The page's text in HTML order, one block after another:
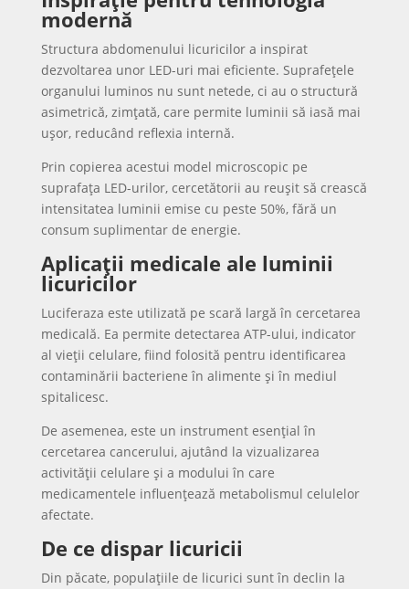
modernă
Structura abdomenului licuricilor a inspirat
dezvoltarea unor LED-uri mai eficiente. Suprafețele
organului luminos nu sunt netede, ci au o structură
asimetrică, zimțată, care permite luminii să iasă mai
ușor, reducând reflexia internă.
Prin copierea acestui model microscopic pe
suprafața LED-urilor, cercetătorii au reușit să crească
intensitatea luminii emise cu peste 50%, fără un
consum suplimentar de energie.
Aplicații medicale ale luminii
licuricilor
Luciferaza este utilizată pe scară largă în cercetarea
medicală. Ea permite detectarea ATP-ului, indicator
al vieții celulare, fiind folosită pentru identificarea
contaminării bacteriene în alimente și în mediul
spitalicesc.
De asemenea, este un instrument esențial în
cercetarea cancerului, ajutând la vizualizarea
activității celulare și a modului în care
medicamentele influențează metabolismul celulelor
afectate.
De ce dispar licuricii
Din păcate, populațiile de licurici sunt în declin la